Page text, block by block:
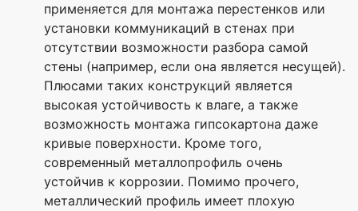
применяется для монтажа перестенков или
установки коммуникаций в стенах при
отсутствии возможности разбора самой
стены (например, если она является несущей).
Плюсами таких конструкций является
высокая устойчивость к влаге, а также
возможность монтажа гипсокартона даже
кривые поверхности. Кроме того,
современный металлопрофиль очень
устойчив к коррозии. Помимо прочего,
металлический профиль имеет плохую